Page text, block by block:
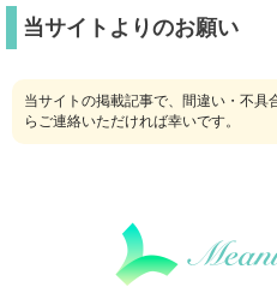
当サイトよりのお願い
当サイトの掲載記事で、間違い・不具
らご連絡いただければ幸いです。